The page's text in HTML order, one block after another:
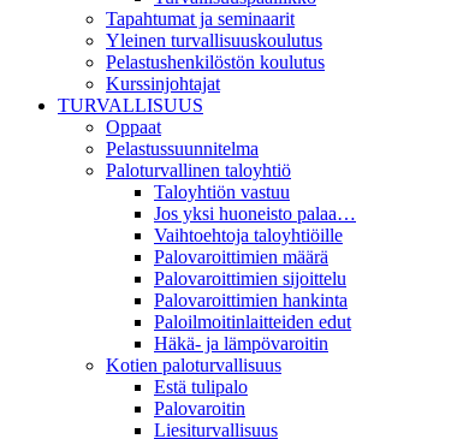
Tapahtumat ja seminaarit
Yleinen turvallisuuskoulutus
Pelastushenkilöstön koulutus
Kurssinjohtajat
TURVALLISUUS
Oppaat
Pelastussuunnitelma
Paloturvallinen taloyhtiö
Taloyhtiön vastuu
Jos yksi huoneisto palaa…
Vaihtoehtoja taloyhtiöille
Palovaroittimien määrä
Palovaroittimien sijoittelu
Palovaroittimien hankinta
Paloilmoitinlaitteiden edut
Häkä- ja lämpövaroitin
Kotien paloturvallisuus
Estä tulipalo
Palovaroitin
Liesiturvallisuus